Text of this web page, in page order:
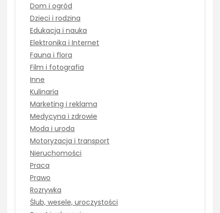
Dom i ogród
Dzieci i rodzina
Edukacja i nauka
Elektronika i Internet
Fauna i flora
Film i fotografia
Inne
Kulinaria
Marketing i reklama
Medycyna i zdrowie
Moda i uroda
Motoryzacja i transport
Nieruchomości
Praca
Prawo
Rozrywka
Ślub, wesele, uroczystości